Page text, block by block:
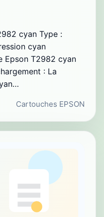
cyan Type :
cyan
Epson T2982 cyan
: La
Cartouches EPSON